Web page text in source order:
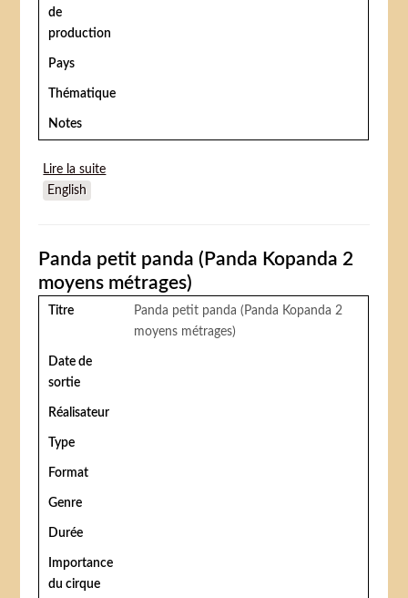
de
production
Pays
Thématique
Notes
Lire la suite
English
Panda petit panda (Panda Kopanda 2
moyens métrages)
Titre
Panda petit panda (Panda Kopanda 2
moyens métrages)
Date de
sortie
Réalisateur
Type
Format
Genre
Durée
Importance
du cirque